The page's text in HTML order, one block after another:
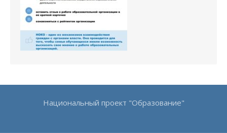
Национальный проект "Образование"